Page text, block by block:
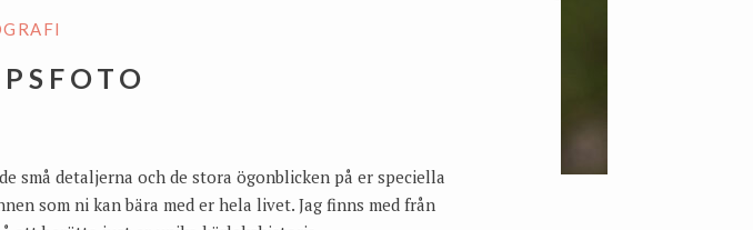
små detaljerna och de stora ögonblicken på er speciella
som ni kan bära med er hela livet. Jag finns med från